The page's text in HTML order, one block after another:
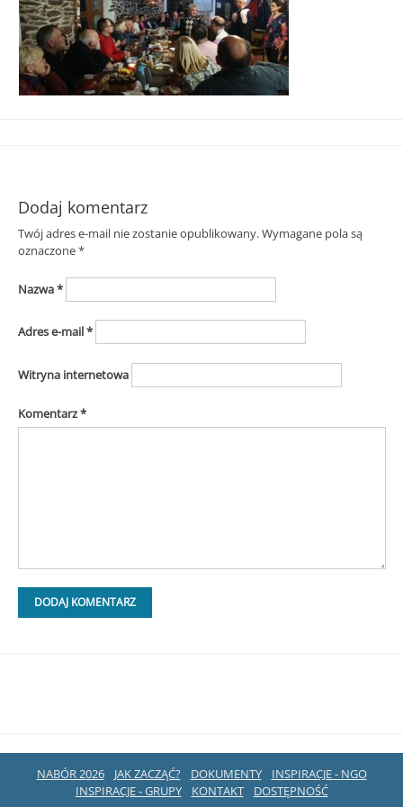
Śląska
Dodaj komentarz
Twój adres e-mail nie zostanie opublikowany.Wymagane pola są
oznaczone*
Nazwa*
Adres e-mail*
Witryna internetowa
Komentarz*
NABÓR 2026 JAK ZACZĄĆ? DOKUMENTY
INSPIRACJE - NGO
INSPIRACJE - GRUPY
KONTAKT DOSTĘPNOŚĆ